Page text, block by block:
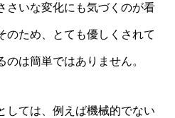
さいな変化にも気づくのが看
のため、とても優しくされて
のは簡単ではありません。
しては、例えば機械的でない